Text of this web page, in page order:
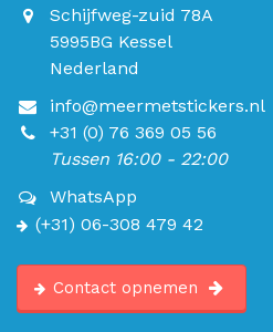
Schijfweg-zuid 78A
5995BG Kessel
Nederland
info@meermetstickers.nl
+31 (0) 76 369 05 56
Tussen 16:00 - 22:00
WhatsApp
(+31) 06-308 479 42
Contact opnemen